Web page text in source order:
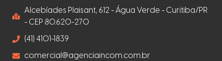
Alcebíades Plaisant, 612 - Água Verde - Curitiba/PR
- CEP 80.620-270
(41) 4101-1839
comercial@agenciaincom.com.br